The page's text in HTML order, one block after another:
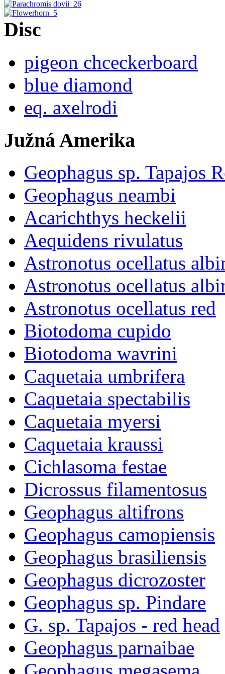
Disc
pigeon chceckerboard
blue diamond
eq. axelrodi
Južná Amerika
Geophagus sp. Tapajos
Geophagus neambi
Acarichthys heckelii
Aequidens rivulatus
Astronotus ocellatus
Astronotus ocellatus
Astronotus ocellatus red
Biotodoma cupido
Biotodoma wavrini
Caquetaia umbrifera
Caquetaia spectabilis
Caquetaia myersi
Caquetaia kraussi
Cichlasoma festae
Dicrossus filamentosus
Geophagus altifrons
Geophagus camopiensis
Geophagus brasiliensis
Geophagus dicrozoster
Geophagus sp. Pindare
G. sp. Tapajos - red head
Geophagus parnaibae